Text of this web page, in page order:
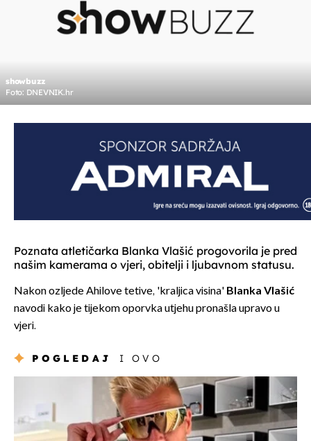
showbuzz
Foto: DNEVNIK.hr
Poznata atletičarka Blanka Vlašić progovorila je pred
našim kamerama o vjeri, obitelji i ljubavnom statusu.
Nakon ozljede Ahilove tetive, 'kraljica visina' Blanka Vlašić
navodi kako je tijekom oporvka utjehu pronašla upravo u
vjeri.
POGLEDAJ I OVO